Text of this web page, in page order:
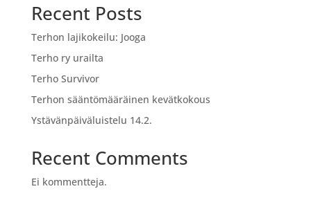
Recent Posts
Terhon lajikokeilu: Jooga
Terho ry urailta
Terho Survivor
Terhon sääntömääräinen kevätkokous
Ystävänpäiväluistelu 14.2.
Recent Comments
Ei kommentteja.